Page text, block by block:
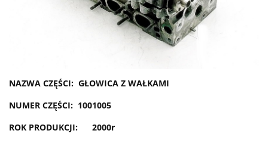
NAZWA CZĘŚCI: GŁOWICA Z WAŁKAMI
NUMER CZĘŚCI: 1001005
ROK PRODUKCJI: 2000r